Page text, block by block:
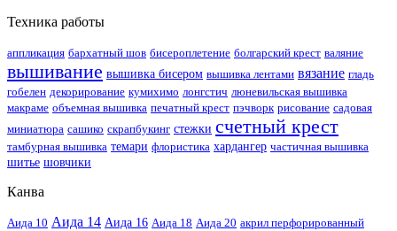
Техника работы
аппликация бархатный шов бисероплетение болгарский крест валяние
вышивание вышивка бисером вышивка лентами вязание гладь
гобелен декорирование кумихимо лонгстич люневильская вышивка
макраме объемная вышивка печатный крест пэчворк рисование садовая
миниатюра сашико скрапбукинг стежки счетный крест
тамбурная вышивка темари флористика хардангер частичная вышивка
шитье шовчики
Канва
Аида 10 Аида 14 Аида 16 Аида 18 Аида 20 акрил перфорированный